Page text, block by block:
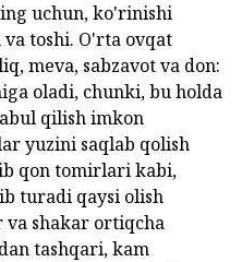
uchun, ko'rinishi
toshi. O'rta ovqat
meva, sabzavot va don:
oladi, chunki, bu holda
qilish imkon
yuzini saqlab qolish
qon tomirlari kabi,
turadi qaysi olish
shakar ortiqcha
tashqari, kam